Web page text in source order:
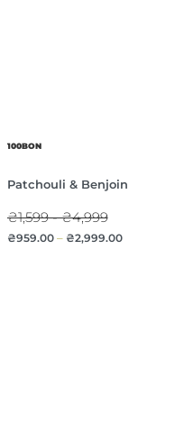
100BON
Patchouli & Benjoin
₴1,599 - ₴4,999
₴959.00– ₴2,999.00